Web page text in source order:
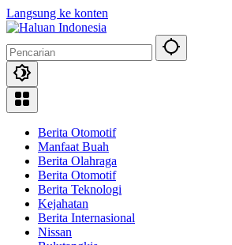
Langsung ke konten
Berita Otomotif
Manfaat Buah
Berita Olahraga
Berita Otomotif
Berita Teknologi
Kejahatan
Berita Internasional
Nissan